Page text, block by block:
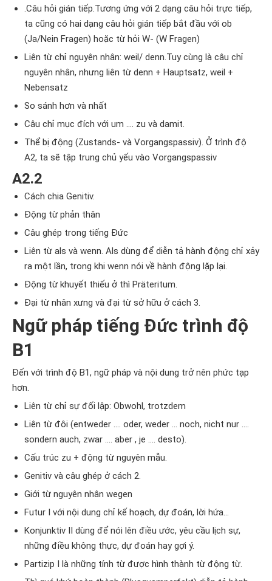
.Câu hỏi gián tiếp.Tương ứng với 2 dạng câu hỏi trực tiếp,
ta cũng có hai dạng câu hỏi gián tiếp bắt đầu với ob
(Ja/Nein Fragen) hoặc từ hỏi W- (W Fragen)
Liên từ chỉ nguyên nhân: weil/ denn.Tuy cùng là câu chỉ
nguyên nhân, nhưng liên từ denn + Hauptsatz, weil +
Nebensatz
So sánh hơn và nhất
Câu chỉ mục đích với um …. zu và damit.
Thể bị động (Zustands- và Vorgangspassiv). Ở trình độ
A2, ta sẽ tập trung chủ yếu vào Vorgangspassiv
A2.2
Cách chia Genitiv.
Động từ phản thân
Câu ghép trong tiếng Đức
Liên từ als và wenn. Als dùng để diễn tả hành động chỉ xảy
ra một lần, trong khi wenn nói về hành động lặp lại.
Động từ khuyết thiếu ở thì Präteritum.
Đại từ nhân xưng và đại từ sở hữu ở cách 3.
Ngữ pháp tiếng Đức trình độ
B1
Đến với trình độ B1, ngữ pháp và nội dung trở nên phức tạp
hơn.
Liên từ chỉ sự đối lập: Obwohl, trotzdem
Liên từ đôi (entweder …. oder, weder … noch, nicht nur ….
sondern auch, zwar …. aber , je …. desto).
Cấu trúc zu + động từ nguyên mẫu.
Genitiv và câu ghép ở cách 2.
Giới từ nguyên nhân wegen
Futur I với nội dung chỉ kế hoạch, dự đoán, lời hứa...
Konjunktiv II dùng để nói lên điều ước, yêu cầu lịch sự,
những điều không thực, dự đoán hay gợi ý.
Partizip I là những tính từ được hình thành từ động từ.